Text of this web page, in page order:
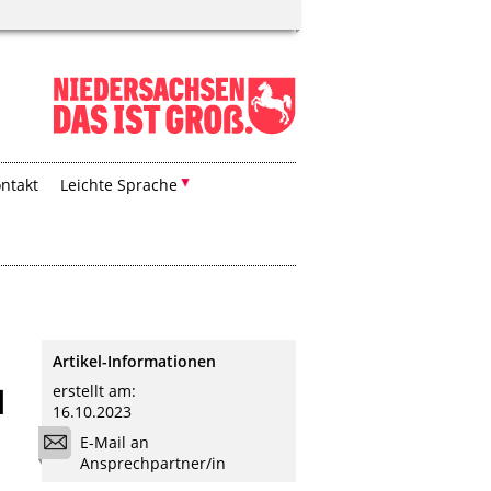
Leichte Sprache
Artikel-Informationen
erstellt am:
16.10.2023
E-Mail an
Ansprechpartner/in